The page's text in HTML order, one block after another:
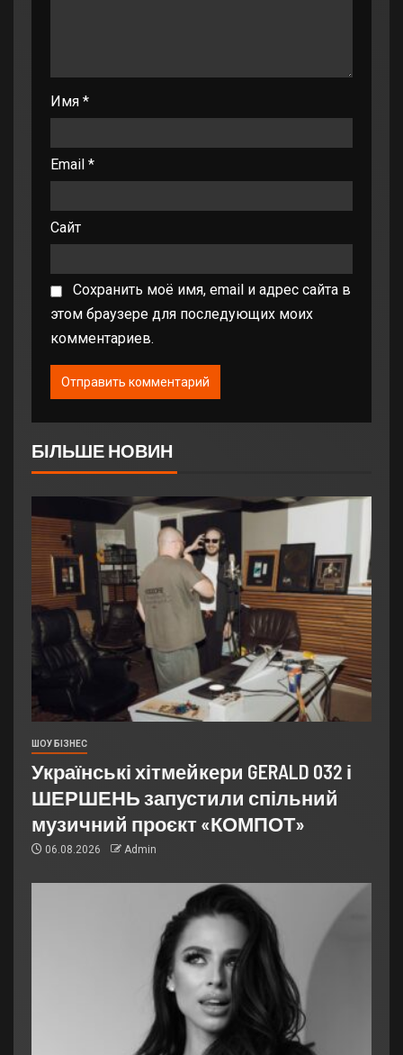
Имя *
Email *
Сайт
Сохранить моё имя, email и адрес сайта в
этом браузере для последующих моих
комментариев.
БІЛЬШЕ НОВИН
ШОУ БІЗНЕС
Українські хітмейкери GERALD 032 і
ШЕРШЕНЬ запустили спільний
музичний проєкт «КОМПОТ»
06.08.2026 Admin